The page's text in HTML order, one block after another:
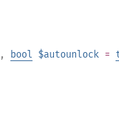
, bool $autounlock =